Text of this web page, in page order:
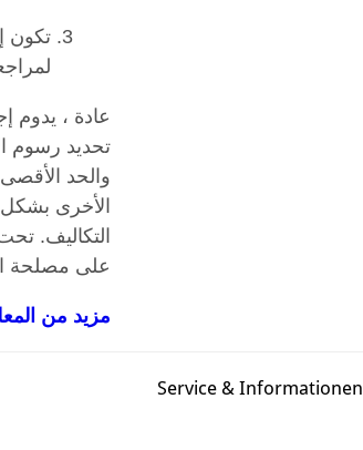
تكون
عادة ، يدوم
الأخرى
التكاليف.
على مصلحة
مزيد من
Service & Informationen